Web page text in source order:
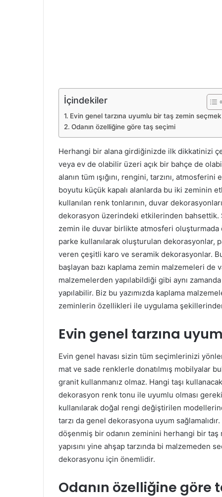
İçindekiler
Evin genel tarzına uyumlu bir taş zemin seçmek
Odanın özelliğine göre taş seçimi
Herhangi bir alana girdiğinizde ilk dikkatinizi
veya ev de olabilir üzeri açık bir bahçe de
alanın tüm ışığını, rengini, tarzını,
boyutu küçük kapalı alanlarda bu iki zeminin
kullanılan renk tonlarının, duvar
dekorasyon üzerindeki etkilerinden
zemin ile duvar birlikte atmosferi
parke kullanılarak oluşturulan
veren çeşitli karo ve seramik dekorasyonlar.
başlayan bazı kaplama zemin malzemeleri de
malzemelerden yapılabildiği gibi aynı
yapılabilir. Biz bu yazımızda kaplama
zeminlerin özellikleri ile uygulama
Evin genel tarzına
Evin genel havası sizin tüm seçimlerinizi
mat ve sade renklerle donatılmış mobilyalar
granit kullanmanız olmaz. Hangi taşı
dekorasyon renk tonu ile uyumlu olması
kullanılarak doğal rengi değiştirilen
tarzı da genel dekorasyona uyum
döşenmiş bir odanın zeminini herhangi bir
yapısını yine ahşap tarzında bi
dekorasyonu için önemlidir.
Odanın özelliğine göre